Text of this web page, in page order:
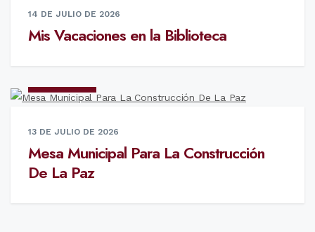
14 DE JULIO DE 2026
Mis Vacaciones en la Biblioteca
13 DE JULIO DE 2026
Mesa Municipal Para La Construcción
De La Paz